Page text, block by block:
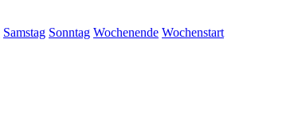
Samstag Sonntag Wochenende Wochenstart